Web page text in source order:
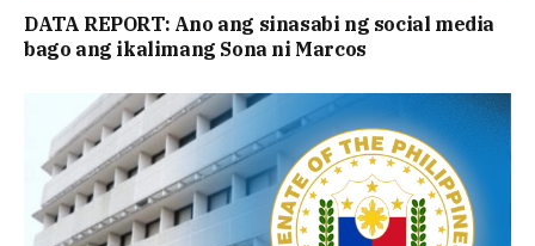
DATA REPORT: Ano ang sinasabi ng social media
bago ang ikalimang Sona ni Marcos